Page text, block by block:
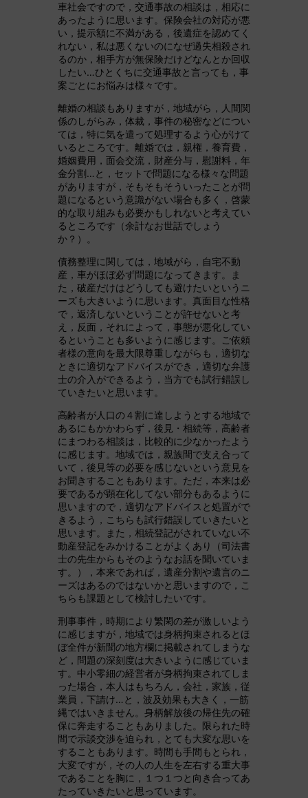
車社会ですので，交通事故の相談は，相応に
あったように思います。保険会社の対応が悪
い，提示額に不満がある，後遺症を認めてく
れない，私は悪くないのになぜ過失相殺され
るのか，相手方が無保険だけどなんとか回収
したい…ひとくちに交通事故と言っても，事
案ごとにお悩みは様々です。
離婚の相談もありますが，地域がら，人間関
係のしがらみ，体裁，事件の秘密などについ
ては，特に気を遣って処理するよう心がけて
いるところです。離婚では，親権，養育費，
婚姻費用，面会交流，財産分与，慰謝料，年
金分割…と，セットで問題になる様々な問題
がありますが，そもそもそういったことが問
題になるという意識がない場合も多く，啓蒙
的な取り組みも必要かもしれないと考えてい
るところです（余計なお世話でしょう
か？）。
債務整理に関しては，地域がら，自宅不動
産，車がほぼ必ず問題になってきます。ま
た，破産だけはどうしても避けたいというニ
ーズも大きいように思います。真面目な性格
で，返済しないということが許せないと考
え，反面，それによって，事態が悪化してい
るということも多いように感じます。ご依頼
者様の意向を最大限尊重しながらも，適切な
ときに適切なアドバイスができ，適切な弁護
士の介入ができるよう，当方でも試行錯誤し
ていきたいと思います。
高齢者が人口の４割に達しようとする地域で
あるにもかかわらず，後見・相続等，高齢者
にまつわる相談は，比較的に少なかったよう
に感じます。地域では，親族間で支え合って
いて，後見等の必要を感じないという意見を
お聞きすることもあります。ただ，本来は必
要であるが顕在化してない部分もあるように
思いますので，適切なアドバイスと処置がで
きるよう，こちらも試行錯誤していきたいと
思います。また，相続登記がされていない不
動産登記をみかけることがよくあり（司法書
士の先生からもそのようなお話を聞いていま
す。），本来であれば，遺産分割や遺言のニ
ーズはあるのではないかと思いますので，こ
ちらも課題として検討したいです。
刑事事件，時期により繁閑の差が激しいよう
に感じますが，地域では身柄拘束されるとほ
ぼ全件が新聞の地方欄に掲載されてしまうな
ど，問題の深刻度は大きいように感じていま
す。中小零細の経営者が身柄拘束されてしま
った場合，本人はもちろん，会社，家族，従
業員，下請け…と，波及効果も大きく，一筋
縄ではいきません。身柄解放後の帰住先の確
保に奔走することもありました。限られた時
間で示談交渉を迫られ，とても大変な思いを
することもあります。時間も手間もとられ，
大変ですが，その人の人生を左右する重大事
であることを胸に，１つ１つと向き合ってあ
たっていきたいと思っています。